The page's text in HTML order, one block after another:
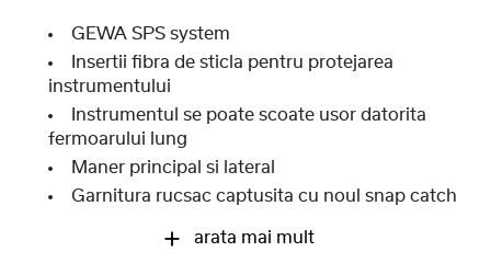
GEWA SPS system
Insertii fibra de sticla pentru protejarea
instrumentului
Instrumentul se poate scoate usor datorita
fermoarului lung
Maner principal si lateral
Garnitura rucsac captusita cu noul snap catch
arata mai mult